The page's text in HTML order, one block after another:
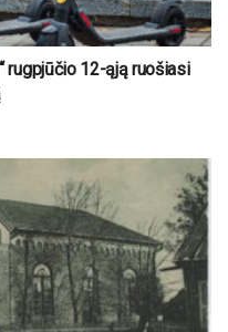
rugpjūčio 12-ąją ruošiasi